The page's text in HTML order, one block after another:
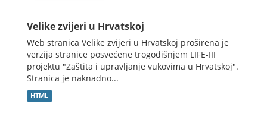
Velike zvijeri u Hrvatskoj
Web stranica Velike zvijeri u Hrvatskoj proširena je
verzija stranice posvećene trogodišnjem LIFE-III
projektu "Zaštita i upravljanje vukovima u Hrvatskoj".
Stranica je naknadno...
HTML